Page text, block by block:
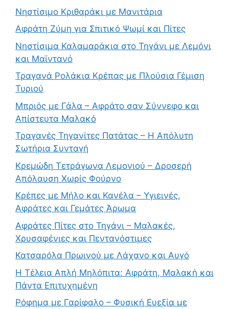
Νηστίσιμο Κριθαράκι με Μανιτάρια
Αφράτη Ζύμη για Σπιτικό Ψωμί και Πίτες
Νηστίσιμα Καλαμαράκια στο Τηγάνι με Λεμόνι
και Μαϊντανό
Τραγανά Ρολάκια Κρέπας με Πλούσια Γέμιση
Τυριού
Μπριός με Γάλα – Αφράτο σαν Σύννεφο και
Απίστευτα Μαλακό
Τραγανές Τηγανίτες Πατάτας – Η Απόλυτη
Σωτήρια Συνταγή
Κρεμώδη Τετράγωνα Λεμονιού – Δροσερή
Απόλαυση Χωρίς Φούρνο
Κρέπες με Μήλο και Κανέλα – Υγιεινές,
Αφράτες και Γεμάτες Άρωμα
Αφράτες Πίτες στο Τηγάνι – Μαλακές,
Χρυσαφένιες και Πεντανόστιμες
Κατσαρόλα Πρωινού με Λάχανο και Αυγό
Η Τέλεια Απλή Μηλόπιτα: Αφράτη, Μαλακή και
Πάντα Επιτυχημένη
Ρόφημα με Γαρίφαλο – Φυσική Ευεξία με